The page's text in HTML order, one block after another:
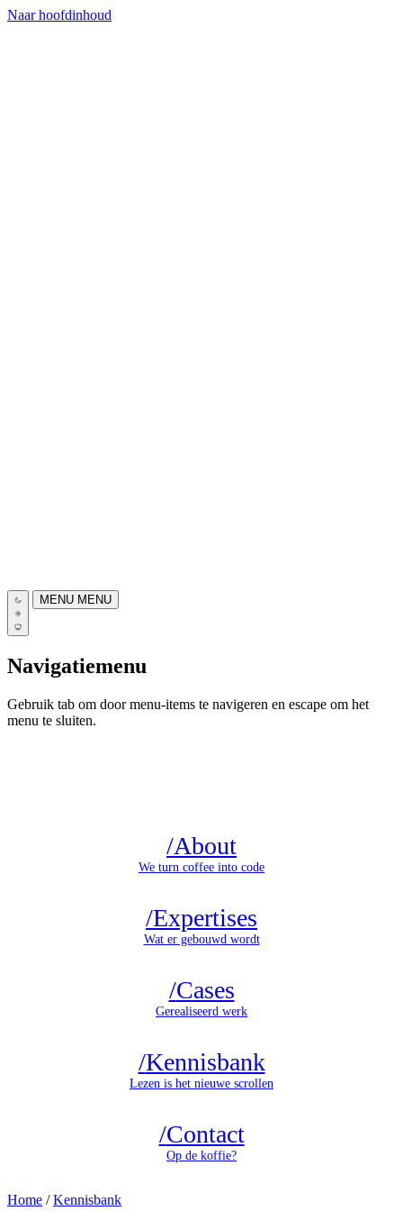
Naar hoofdinhoud
MENU MENU
Navigatiemenu
Gebruik tab om door menu-items te navigeren en escape om het
menu te sluiten.
/About
We turn coffee into code
/Expertises
Wat er gebouwd wordt
/Cases
Gerealiseerd werk
/Kennisbank
Lezen is het nieuwe scrollen
/Contact
Op de koffie?
Home / Kennisbank